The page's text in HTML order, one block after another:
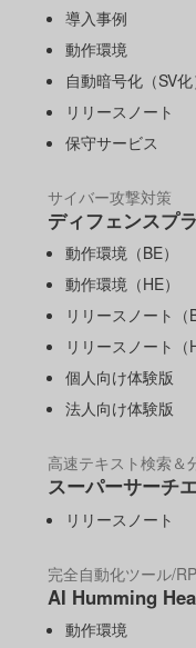
導入事例
動作環境
自動暗号化（SV
リリースノート
保守サービス
サイバー攻撃対策
ディフェンスプ
動作環境（BE）
動作環境（HE）
リリースノート（
リリースノート（
個人向け体験版
法人向け体験版
高速テキスト検索＆
スーパーサーチ
リリースノート
完全自動化ツール/
AI Humming
動作環境